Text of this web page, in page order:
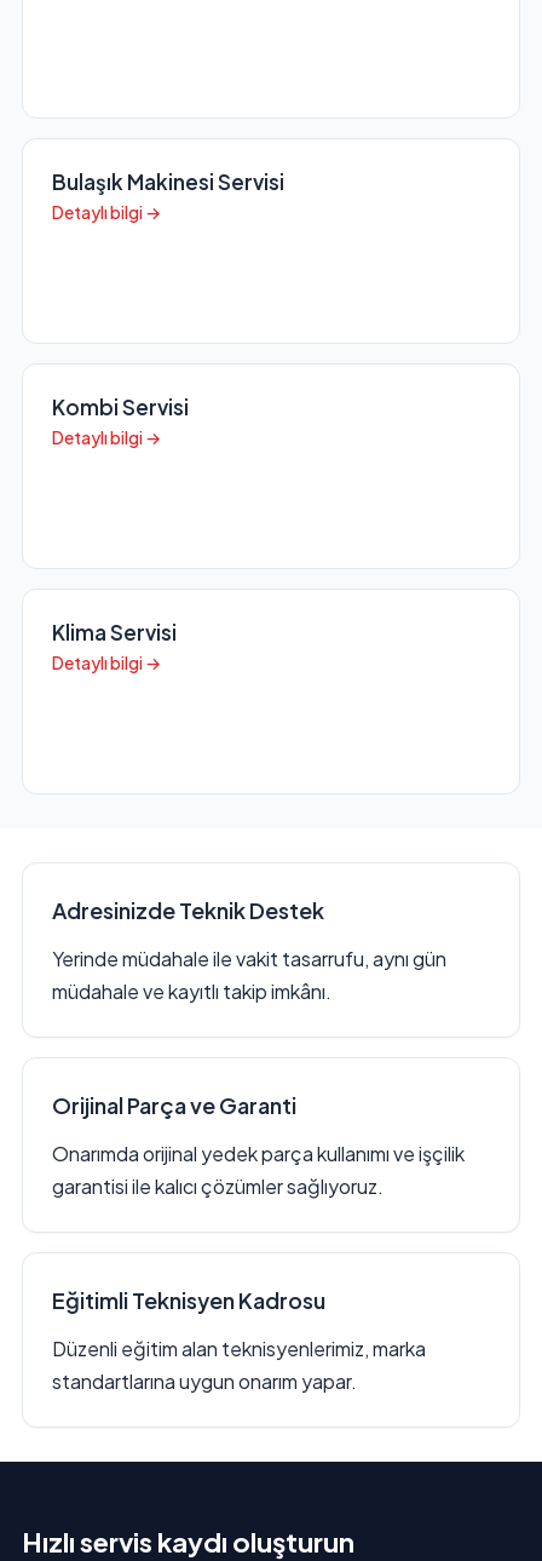
Bulaşık Makinesi Servisi
Detaylı bilgi →
Kombi Servisi
Detaylı bilgi →
Klima Servisi
Detaylı bilgi →
Adresinizde Teknik Destek
Yerinde müdahale ile vakit tasarrufu, aynı gün
müdahale ve kayıtlı takip imkânı.
Orijinal Parça ve Garanti
Onarımda orijinal yedek parça kullanımı ve işçilik
garantisi ile kalıcı çözümler sağlıyoruz.
Eğitimli Teknisyen Kadrosu
Düzenli eğitim alan teknisyenlerimiz, marka
standartlarına uygun onarım yapar.
Hızlı servis kaydı oluşturun